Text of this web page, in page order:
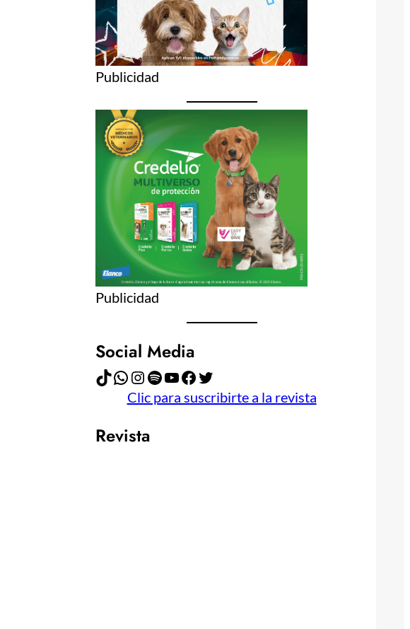
Publicidad
Publicidad
Social Media
TikTok WhatsApp Instagram Spotify YouTube Facebook Twitter
Clic para suscribirte a la revista
Revista